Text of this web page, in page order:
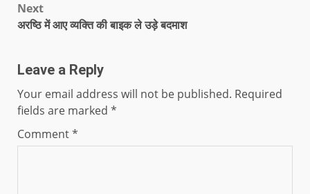
Next
अरष्ठि में आए व्यक्ति की बाइक ले उड़े बदमाश
Leave a Reply
Your email address will not be published. Required
fields are marked *
Comment*